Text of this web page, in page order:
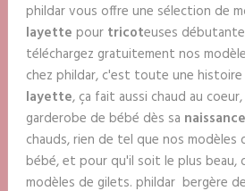
phildar vous offre une sélection de
layette pour tricoteuses
téléchargez gratuitement nos
chez phildar, c'est toute une histoire
layette, ça fait aussi chaud au
garderobe de bébé dès sa naissance
chauds, rien de tel que nos modèles
bébé, et pour qu'il soit le plus beau,
modèles de gilets. phildar bergère